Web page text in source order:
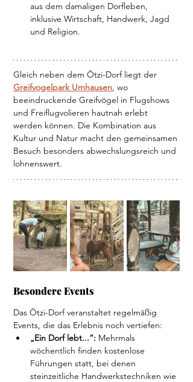
aus dem damaligen Dorfleben,
inklusive Wirtschaft, Handwerk, Jagd
und Religion.
Gleich neben dem Ötzi-Dorf liegt der
Greifvogelpark Umhausen, wo
beeindruckende Greifvögel in Flugshows
und Freiflugvolieren hautnah erlebt
werden können. Die Kombination aus
Kultur und Natur macht den gemeinsamen
Besuch besonders abwechslungsreich und
lohnenswert.
Besondere Events
Das Ötzi-Dorf veranstaltet regelmäßig
Events, die das Erlebnis noch vertiefen:
„Ein Dorf lebt...“: Mehrmals
wöchentlich finden kostenlose
Führungen statt, bei denen
steinzeitliche Handwerkstechniken wie